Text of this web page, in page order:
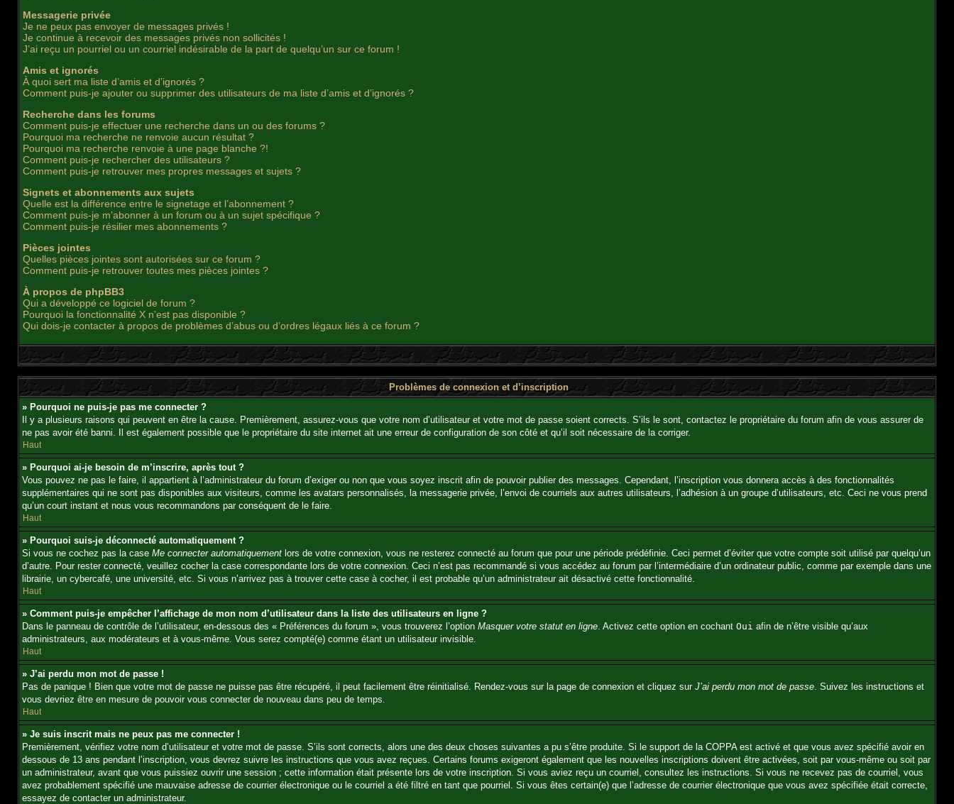
Messagerie privée
Je ne peux pas envoyer de messages privés !
Je continue à recevoir des messages privés non sollicités !
J’ai reçu un pourriel ou un courriel indésirable de la part de quelqu’un sur ce forum !
Amis et ignorés
À quoi sert ma liste d’amis et d’ignorés ?
Comment puis-je ajouter ou supprimer des utilisateurs de ma liste d’amis et d’ignorés ?
Recherche dans les forums
Comment puis-je effectuer une recherche dans un ou des forums ?
Pourquoi ma recherche ne renvoie aucun résultat ?
Pourquoi ma recherche renvoie à une page blanche ?!
Comment puis-je rechercher des utilisateurs ?
Comment puis-je retrouver mes propres messages et sujets ?
Signets et abonnements aux sujets
Quelle est la différence entre le signetage et l’abonnement ?
Comment puis-je m’abonner à un forum ou à un sujet spécifique ?
Comment puis-je résilier mes abonnements ?
Pièces jointes
Quelles pièces jointes sont autorisées sur ce forum ?
Comment puis-je retrouver toutes mes pièces jointes ?
À propos de phpBB3
Qui a développé ce logiciel de forum ?
Pourquoi la fonctionnalité X n’est pas disponible ?
Qui dois-je contacter à propos de problèmes d’abus ou d’ordres légaux liés à ce forum ?
Problèmes de connexion et d’inscription
» Pourquoi ne puis-je pas me connecter ?
Il y a plusieurs raisons qui peuvent en être la cause. Premièrement, assurez-vous que votre nom d’utilisateur et votre mot de passe soient corrects. S’ils le sont, contactez le propriétaire du forum afin de vous assurer de
ne pas avoir été banni. Il est également possible que le propriétaire du site internet ait une erreur de configuration de son côté et qu’il soit nécessaire de la corriger.
Haut
» Pourquoi ai-je besoin de m’inscrire, après tout ?
Vous pouvez ne pas le faire, il appartient à l’administrateur du forum d’exiger ou non que vous soyez inscrit afin de pouvoir publier des messages. Cependant, l’inscription vous donnera accès à des fonctionnalités
supplémentaires qui ne sont pas disponibles aux visiteurs, comme les avatars personnalisés, la messagerie privée, l’envoi de courriels aux autres utilisateurs, l’adhésion à un groupe d’utilisateurs, etc. Ceci ne vous prend
qu’un court instant et nous vous recommandons par conséquent de le faire.
Haut
» Pourquoi suis-je déconnecté automatiquement ?
Si vous ne cochez pas la case Me connecter automatiquement lors de votre connexion, vous ne resterez connecté au forum que pour une période prédéfinie. Ceci permet d’éviter que votre compte soit utilisé par quelqu’un
d’autre. Pour rester connecté, veuillez cocher la case correspondante lors de votre connexion. Ceci n’est pas recommandé si vous accédez au forum par l’intermédiaire d’un ordinateur public, comme par exemple dans une
librairie, un cybercafé, une université, etc. Si vous n’arrivez pas à trouver cette case à cocher, il est probable qu’un administrateur ait désactivé cette fonctionnalité.
Haut
» Comment puis-je empêcher l’affichage de mon nom d’utilisateur dans la liste des utilisateurs en ligne ?
Dans le panneau de contrôle de l’utilisateur, en-dessous des « Préférences du forum », vous trouverez l’option Masquer votre statut en ligne. Activez cette option en cochant Oui afin de n’être visible qu’aux
administrateurs, aux modérateurs et à vous-même. Vous serez compté(e) comme étant un utilisateur invisible.
Haut
» J’ai perdu mon mot de passe !
Pas de panique ! Bien que votre mot de passe ne puisse pas être récupéré, il peut facilement être réinitialisé. Rendez-vous sur la page de connexion et cliquez sur J’ai perdu mon mot de passe. Suivez les instructions et
vous devriez être en mesure de pouvoir vous connecter de nouveau dans peu de temps.
Haut
» Je suis inscrit mais ne peux pas me connecter !
Premièrement, vérifiez votre nom d’utilisateur et votre mot de passe. S’ils sont corrects, alors une des deux choses suivantes a pu s’être produite. Si le support de la COPPA est activé et que vous avez spécifié avoir en
dessous de 13 ans pendant l’inscription, vous devrez suivre les instructions que vous avez reçues. Certains forums exigeront également que les nouvelles inscriptions doivent être activées, soit par vous-même ou soit par
un administrateur, avant que vous puissiez ouvrir une session ; cette information était présente lors de votre inscription. Si vous aviez reçu un courriel, consultez les instructions. Si vous ne recevez pas de courriel, vous
avez probablement spécifié une mauvaise adresse de courrier électronique ou le courriel a été filtré en tant que pourriel. Si vous êtes certain(e) que l’adresse de courrier électronique que vous avez spécifiée était correcte,
essayez de contacter un administrateur.